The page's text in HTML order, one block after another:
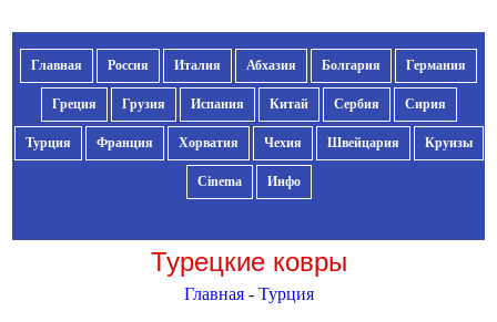
Главная Россия Италия Абхазия Болгария Германия
Греция Грузия Испания Китай Сербия Сирия
Турция Франция Хорватия Чехия Швейцария Круизы
Cinema Инфо
Турецкие ковры
Главная- Турция